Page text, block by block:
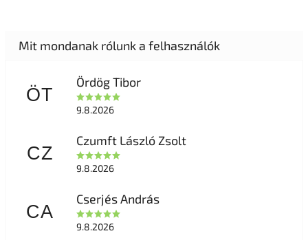
ÖT
Ördög Tibor
9.8.2026
CZ
Czumft László Zsolt
9.8.2026
CA
Cserjés András
9.8.2026